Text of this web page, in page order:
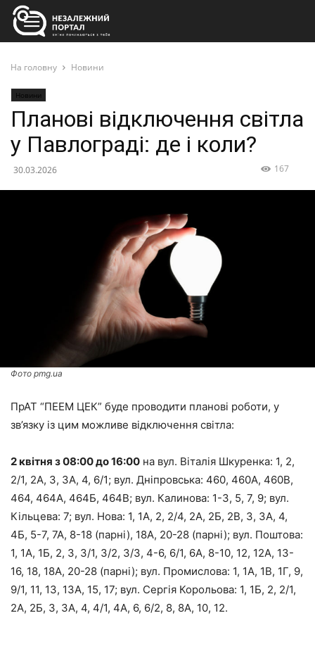
На головну Новини
Новини
Планові відключення світла
у Павлограді: де і коли?
30.03.2026 167
Фото pmg.ua
ПрАТ “ПЕЕМ ЦЕК” буде проводити планові роботи, у
зв’язку із цим можливе відключення світла:
2 квітня з 08:00 до 16:00 на вул. Віталія Шкуренка: 1, 2,
2/1, 2А, 3, 3А, 4, 6/1; вул. Дніпровська: 460, 460А, 460В,
464, 464А, 464Б, 464В; вул. Калинова: 1-3, 5, 7, 9; вул.
Кільцева: 7; вул. Нова: 1, 1А, 2, 2/4, 2А, 2Б, 2В, 3, 3А, 4,
4Б, 5-7, 7А, 8-18 (парні), 18А, 20-28 (парні); вул. Поштова:
1, 1А, 1Б, 2, 3, 3/1, 3/2, 3/3, 4-6, 6/1, 6А, 8-10, 12, 12А, 13-
16, 18, 18А, 20-28 (парні); вул. Промислова: 1, 1А, 1В, 1Г, 9,
9/1, 11, 13, 13А, 15, 17; вул. Сергія Корольова: 1, 1Б, 2, 2/1,
2А, 2Б, 3, 3А, 4, 4/1, 4А, 6, 6/2, 8, 8А, 10, 12.